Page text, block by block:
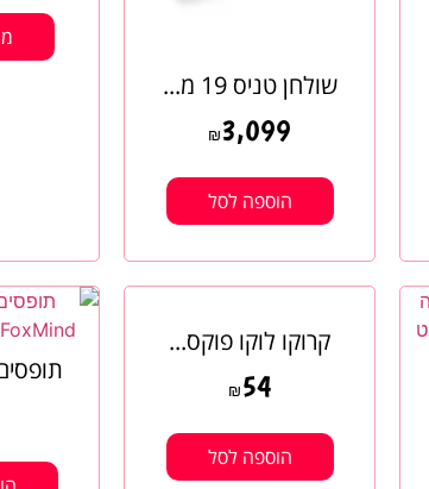
שולחן טניס 19 מ...
₪3,099
הוספה לסל
קרוקו לוקו פוקס...
₪ 54
הוספה לסל